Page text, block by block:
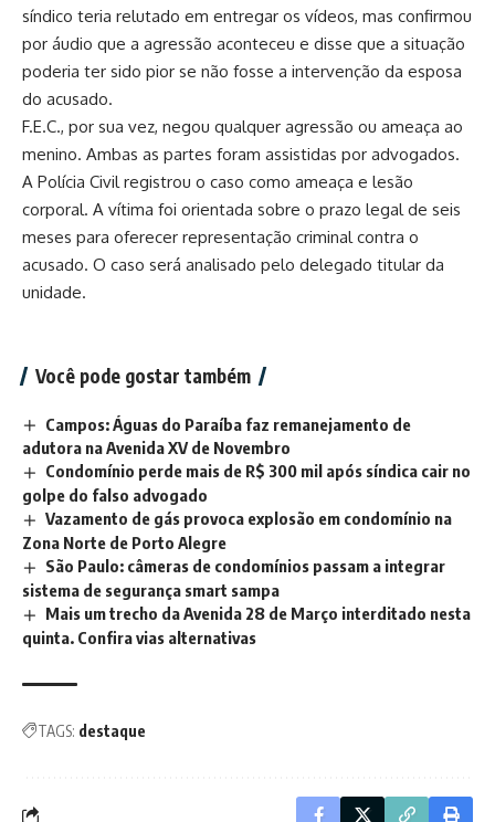
síndico teria relutado em entregar os vídeos, mas confirmou
por áudio que a agressão aconteceu e disse que a situação
poderia ter sido pior se não fosse a intervenção da esposa
do acusado.
F.E.C., por sua vez, negou qualquer agressão ou ameaça ao
menino. Ambas as partes foram assistidas por advogados.
A Polícia Civil registrou o caso como ameaça e lesão
corporal. A vítima foi orientada sobre o prazo legal de seis
meses para oferecer representação criminal contra o
acusado. O caso será analisado pelo delegado titular da
unidade.
Você pode gostar também
Campos: Águas do Paraíba faz remanejamento de
adutora na Avenida XV de Novembro
Condomínio perde mais de R$ 300 mil após síndica cair no
golpe do falso advogado
Vazamento de gás provoca explosão em condomínio na
Zona Norte de Porto Alegre
São Paulo: câmeras de condomínios passam a integrar
sistema de segurança smart sampa
Mais um trecho da Avenida 28 de Março interditado nesta
quinta. Confira vias alternativas
TAGS: destaque